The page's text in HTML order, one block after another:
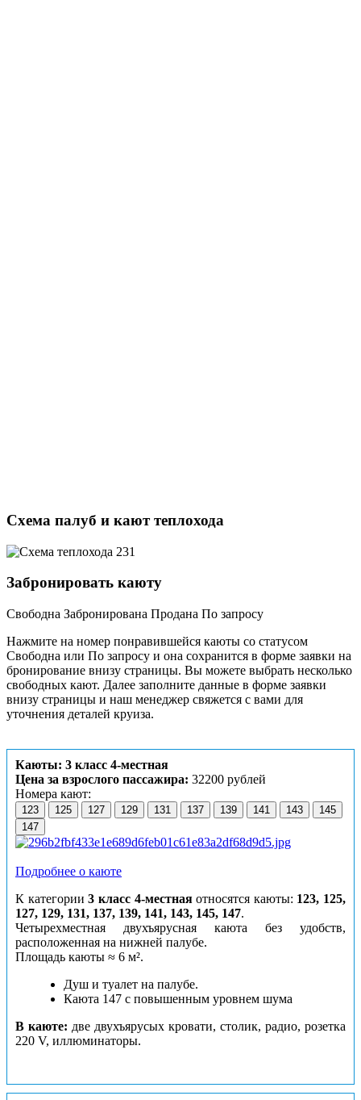
Схема палуб и кают теплохода
Забронировать каюту
Свободна Забронирована Продана По запросу
Нажмите на номер понравившейся каюты со статусом
Свободна или По запросу и она сохранится в форме заявки на
бронирование внизу страницы. Вы можете выбрать несколько
свободных кают. Далее заполните данные в форме заявки
внизу страницы и наш менеджер свяжется с вами для
уточнения деталей круиза.
Каюты: 3 класс 4-местная
Цена за взрослого пассажира: 32200 рублей
Номера кают:
123 125 127 129 131 137 139 141 143
145
147
Подробнее о каюте
К категории3 класс 4-местнаяотносятся каюты: 123, 125,
127, 129, 131, 137, 139, 141, 143, 145, 147.
Четырехместная двухъярусная каюта без удобств,
расположенная на нижней палубе.
Площадь каюты ≈ 6 м².
Душ и туалет на палубе.
Каюта 147 с повышенным уровнем шума
В каюте: две двухъярусых кровати, столик, радио, розетка
220 V, иллюминаторы.